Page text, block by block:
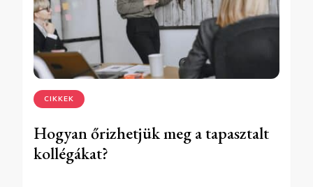
CIKKEK
Hogyan őrizhetjük meg a tapasztalt
kollégákat?